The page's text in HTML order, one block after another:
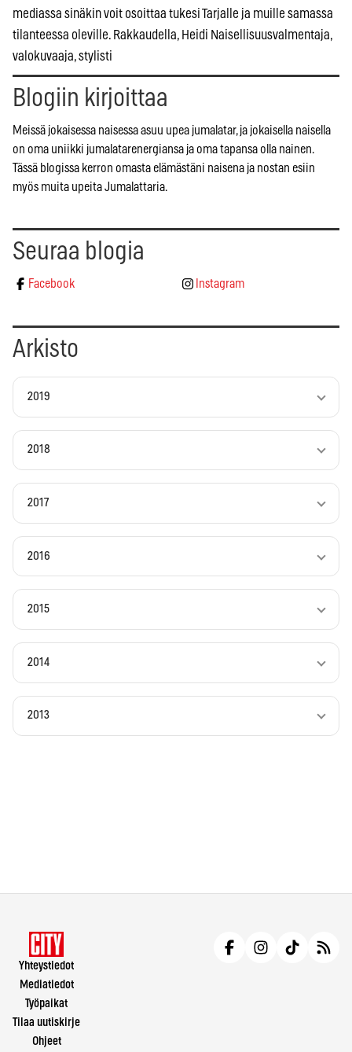
mediassa sinäkin voit osoittaa tukesi Tarjalle ja muille samassa
tilanteessa oleville. Rakkaudella, Heidi Naisellisuusvalmentaja,
valokuvaaja, stylisti
Blogiin kirjoittaa
Meissä jokaisessa naisessa asuu upea jumalatar, ja jokaisella naisella
on oma uniikki jumalatarenergiansa ja oma tapansa olla nainen.
Tässä blogissa kerron omasta elämästäni naisena ja nostan esiin
myös muita upeita Jumalattaria.
Seuraa blogia
Facebook Instagram
Arkisto
2019
2018
2017
2016
2015
2014
2013
Yhteystiedot
Mediatiedot
Työpaikat
Tilaa uutiskirje
Ohjeet